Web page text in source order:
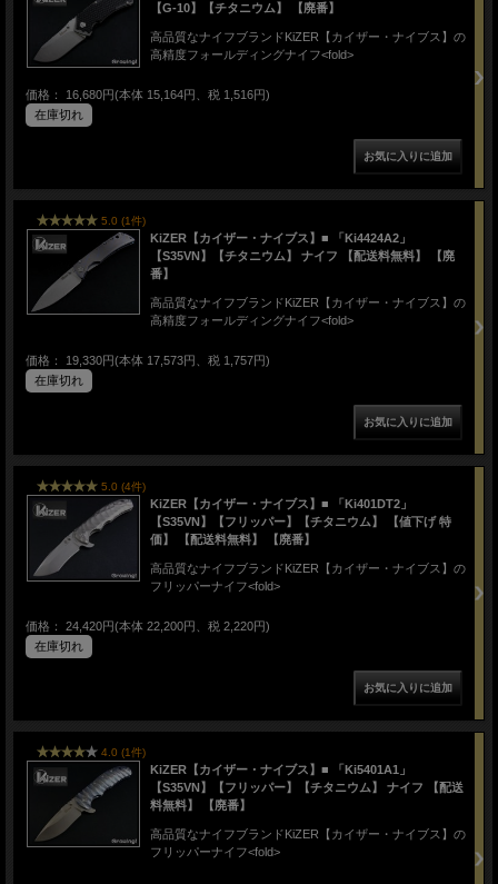
【G-10】【チタニウム】 【廃番】
高品質なナイフブランドKiZER【カイザー・ナイブス】の
高精度フォールディングナイフ<fold>
価格： 16,680円(本体 15,164円、税 1,516円)
在庫切れ
5.0 (1件)
KiZER【カイザー・ナイブス】■ 「Ki4424A2」
【S35VN】【チタニウム】 ナイフ 【配送料無料】 【廃
番】
高品質なナイフブランドKiZER【カイザー・ナイブス】の
高精度フォールディングナイフ<fold>
価格： 19,330円(本体 17,573円、税 1,757円)
在庫切れ
5.0 (4件)
KiZER【カイザー・ナイブス】■ 「Ki401DT2」
【S35VN】【フリッパー】【チタニウム】 【値下げ 特
価】 【配送料無料】 【廃番】
高品質なナイフブランドKiZER【カイザー・ナイブス】の
フリッパーナイフ<fold>
価格： 24,420円(本体 22,200円、税 2,220円)
在庫切れ
4.0 (1件)
KiZER【カイザー・ナイブス】■ 「Ki5401A1」
【S35VN】【フリッパー】【チタニウム】 ナイフ 【配送
料無料】 【廃番】
高品質なナイフブランドKiZER【カイザー・ナイブス】の
フリッパーナイフ<fold>